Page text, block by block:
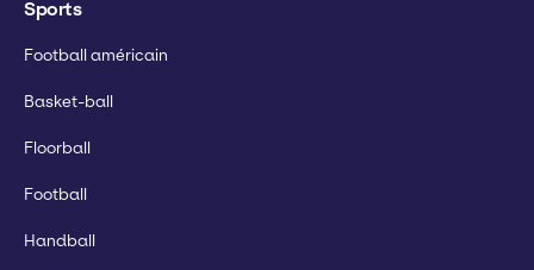
Sports
Football américain
Basket-ball
Floorball
Football
Handball